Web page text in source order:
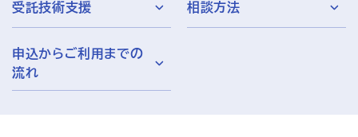
チャットで相談 ご利用案内
受託技術支援 相談方法
申込からご利用までの
流れ